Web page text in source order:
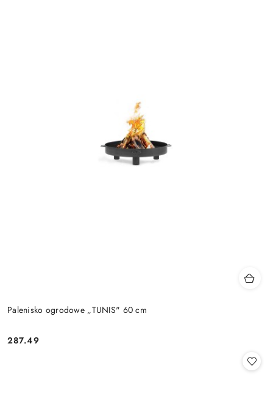
Palenisko ogrodowe „TUNIS" 60 cm
Cena:
287.49